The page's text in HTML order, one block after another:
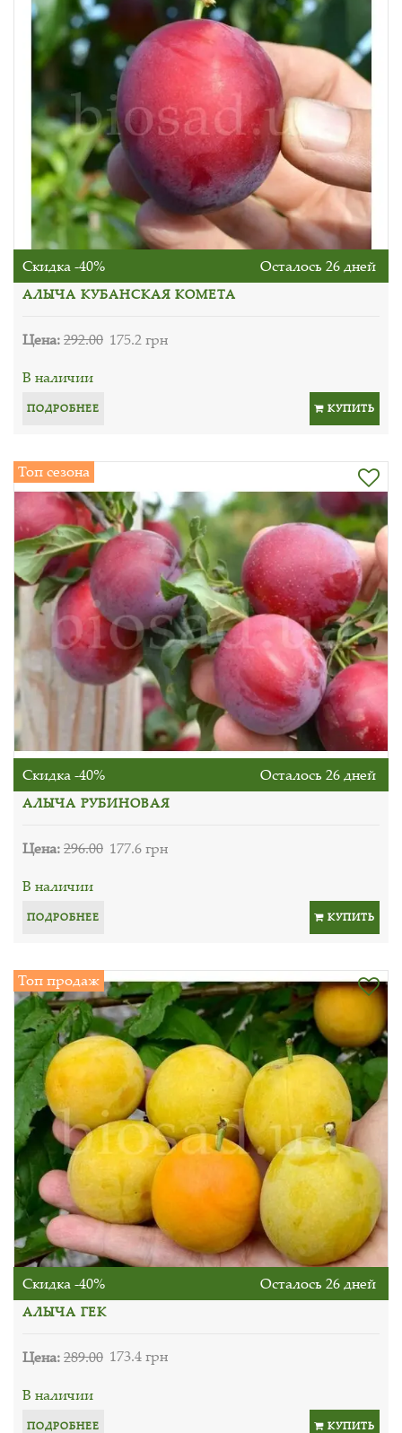
Скидка -40% Осталось 26 дней
АЛЫЧА КУБАНСКАЯ КОМЕТА
Цена:292.00 175.2 грн
В наличии
ПОДРОБНЕЕ КУПИТЬ
Топ сезона
Скидка -40% Осталось 26 дней
АЛЫЧА РУБИНОВАЯ
Цена:296.00 177.6 грн
В наличии
ПОДРОБНЕЕ КУПИТЬ
Топ продаж
Скидка -40% Осталось 26 дней
АЛЫЧА ГЕК
Цена:289.00 173.4 грн
В наличии
ПОДРОБНЕЕ КУПИТЬ